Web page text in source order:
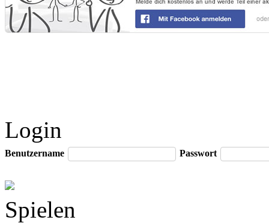
Login
Benutzername Passwort
Spielen